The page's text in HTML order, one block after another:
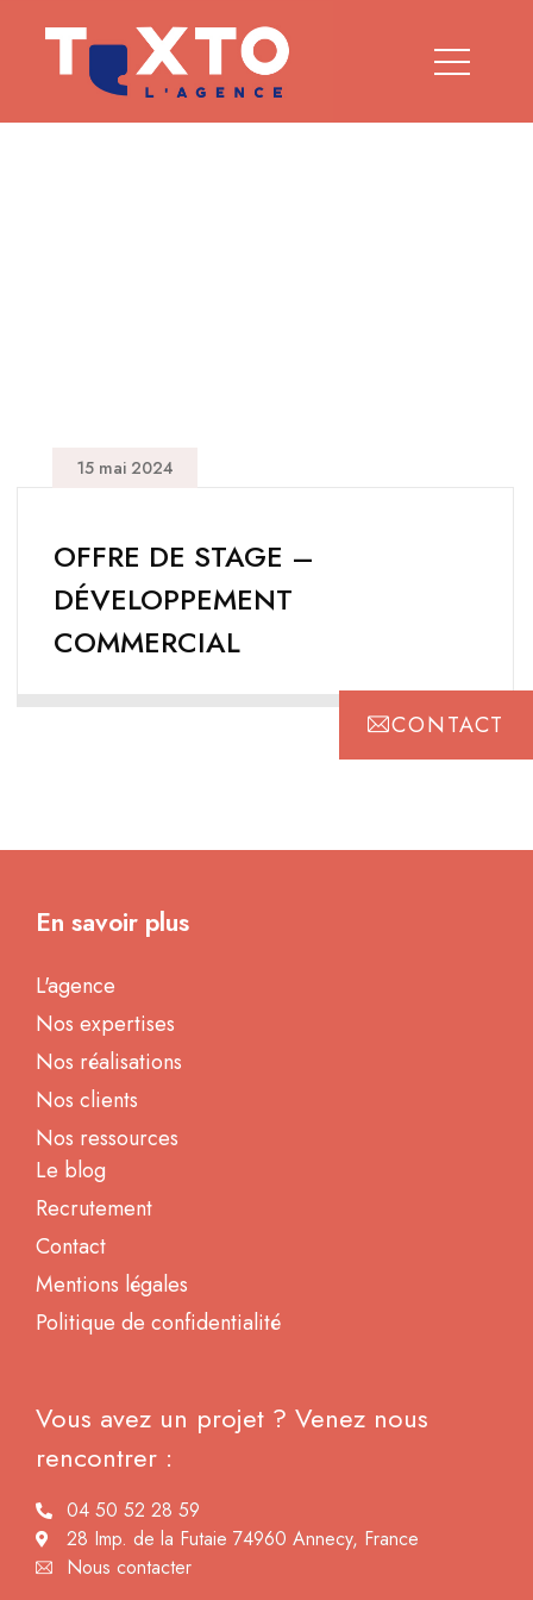
CONTACT
15 mai 2024
OFFRE DE STAGE –
DÉVELOPPEMENT
COMMERCIAL
En savoir plus
L'agence
Nos expertises
Nos réalisations
Nos clients
Nos ressources
Le blog
Recrutement
Contact
Mentions légales
Politique de confidentialité
Vous avez un projet ? Venez nous
rencontrer :
04 50 52 28 59
28 Imp. de la Futaie 74960 Annecy, France
Nous contacter